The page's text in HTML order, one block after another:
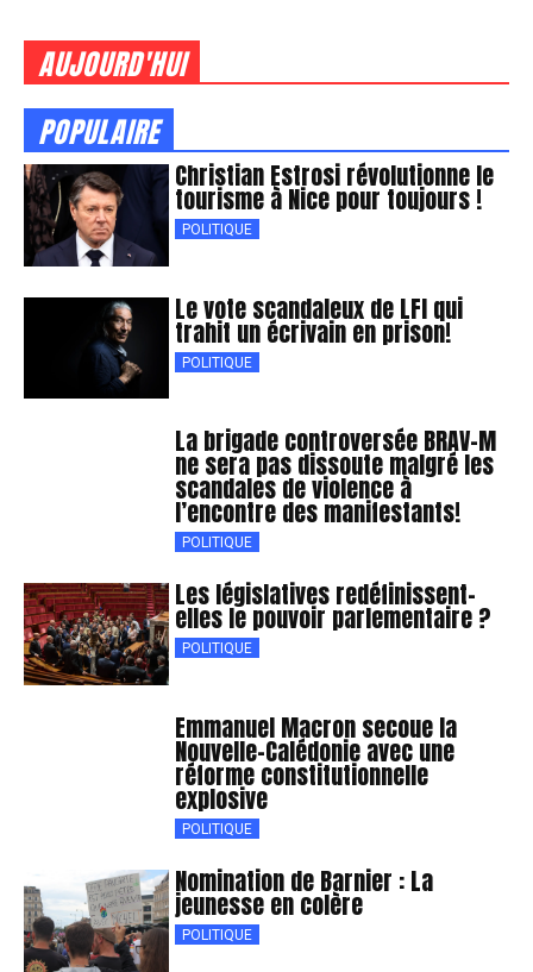
AUJOURD'HUI
POPULAIRE
Christian Estrosi révolutionne le
tourisme à Nice pour toujours !
POLITIQUE
Le vote scandaleux de LFI qui
trahit un écrivain en prison!
POLITIQUE
La brigade controversée BRAV-M
ne sera pas dissoute malgré les
scandales de violence à
l’encontre des manifestants!
POLITIQUE
Les législatives redéfinissent-
elles le pouvoir parlementaire ?
POLITIQUE
Emmanuel Macron secoue la
Nouvelle-Calédonie avec une
réforme constitutionnelle
explosive
POLITIQUE
Nomination de Barnier : La
jeunesse en colère
POLITIQUE